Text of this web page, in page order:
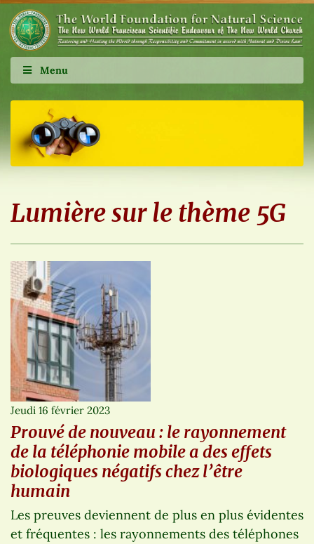
Menu
Lumière sur le thème 5G
Jeudi 16 février 2023
Prouvé de nouveau : le rayonnement
de la téléphonie mobile a des effets
biologiques négatifs chez l’être
humain
Les preuves deviennent de plus en plus évidentes
et fréquentes : les rayonnements des téléphones